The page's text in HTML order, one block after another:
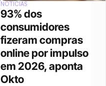
NOTÍCIAS
93% dos
consumidores
fizeram compras
online por impulso
em 2026, aponta
Okto